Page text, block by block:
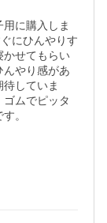
に購入しま
にひんやりす
かせてもらい
んやり感があ
していま
ムでピッタ
。